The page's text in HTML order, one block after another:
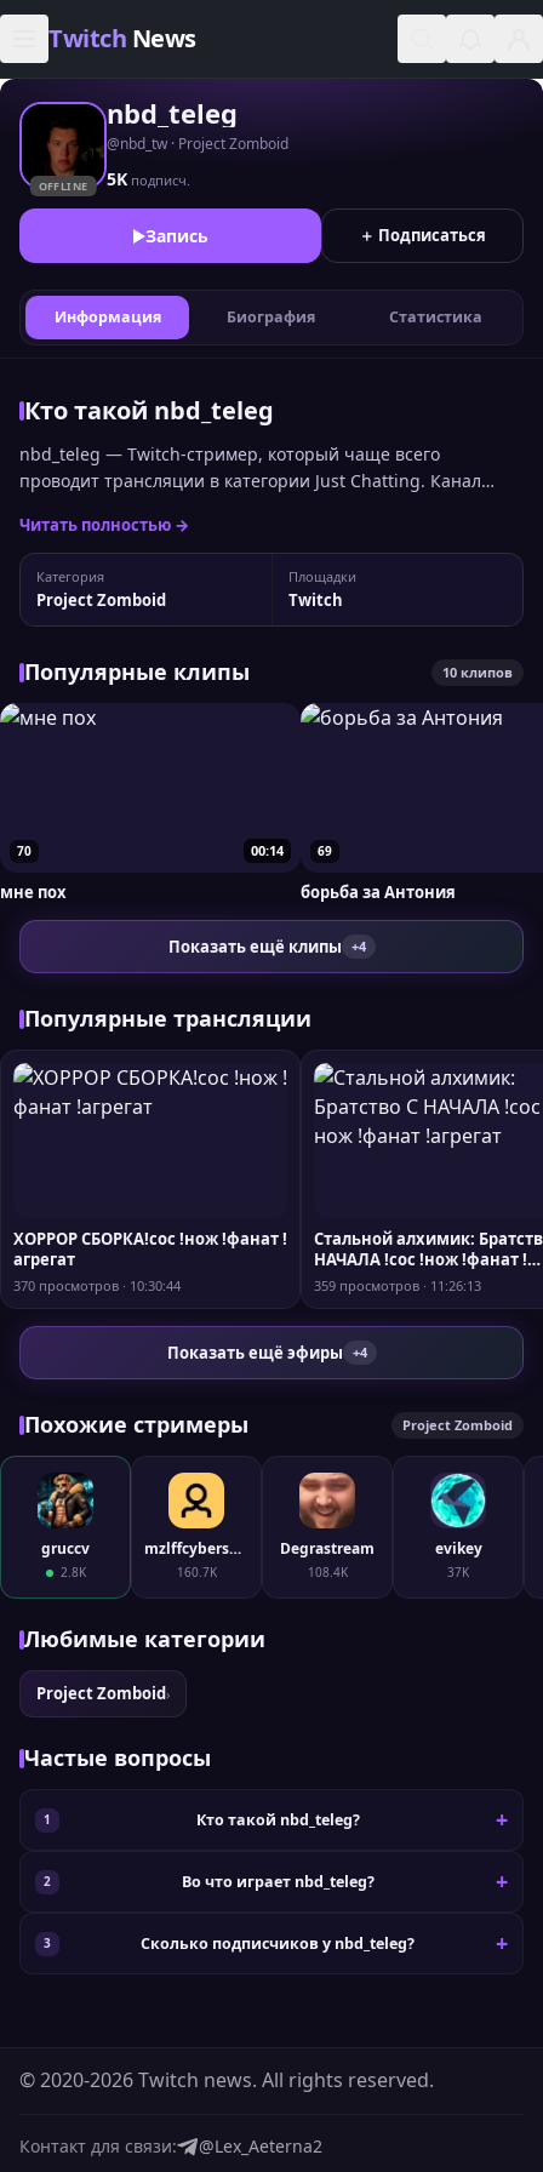
Skip to content
Twitch News
OFFLINE
nbd_teleg
@nbd_tw · Project Zomboid
5K подписч.
Запись ＋ Подписаться
Информация Биография Статистика
Кто такой nbd_teleg
nbd_teleg — Twitch-стример, который чаще всего
проводит трансляции в категории Just Chatting. Канал
русскоязычной аудитории и занимает 2262 место.
Статистика канала nbd_teleg На Twitch у стримера 4 958
подписчиков, а максимальный пик трансляции достигал
758 одновременных зрителей. Вы можете...
Читать полностью →
Категория
Project Zomboid
Площадки
Twitch
Популярные клипы 10 клипов
00:14
70
мне пох
69
борьба за Антония
Показать ещё клипы +4
Популярные трансляции
ХОРРОР СБОРКА!сос !нож !фанат !
агрегат
370 просмотров · 10:30:44
Стальной алхимик:
НАЧАЛА !сос !нож !фанат !
агрегат
359 просмотров · 11:26:13
Показать ещё эфиры +4
Похожие стримеры Project Zomboid
gruccv
2.8K
mzlffcybersport
160.7K
Degrastream
108.4K
evikey
37K
Любимые категории
Project Zomboid›
Частые вопросы
Кто такой nbd_teleg?
Во что играет nbd_teleg?
Сколько подписчиков у nbd_teleg?
© 2020-2026 Twitch news. All rights reserved.
Контакт для связи: @Lex_Aeterna2